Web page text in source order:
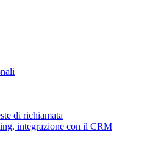
di richiamata
integrazione con il CRM